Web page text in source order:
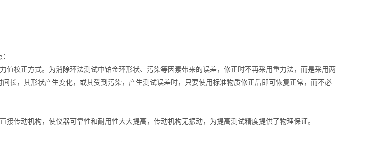
校正方式。为消除环法测试中铂金环形状、污染等因素带来的误差，修正时不再采用重力法，而是采用两
长，其形状产生变化，或其受到污染，产生测试误差时，只要使用标准物质修正后即可恢复正常，而不必
传动机构，使仪器可靠性和耐用性大大提高，传动机构无振动，为提高测试精度提供了物理保证。